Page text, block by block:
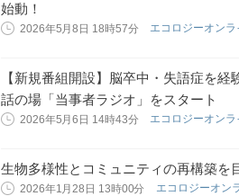
始動！
2026年5月8日 18時57分 エコロジーオンラ
【新規番組開設】脳卒中・失語症を
話の場「当事者ラジオ」をスタート
2026年5月6日 14時43分 エコロジーオンラ
生物多様性とコミュニティの再構築を
2026年1月28日 13時00分 エコロジーオン